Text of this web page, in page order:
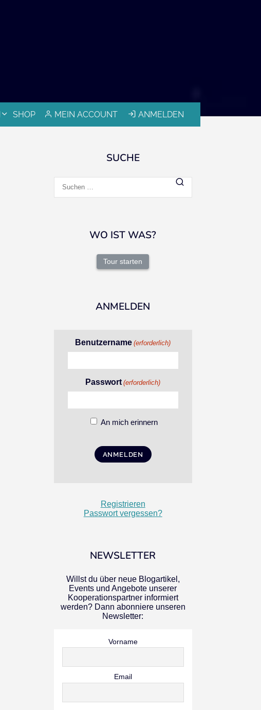
MEIN ACCOUNT ANMELDEN
SHOP
SUCHE
nach:
WO IST WAS?
Tour starten
ANMELDEN
Benutzername (erforderlich)
Passwort (erforderlich)
An mich erinnern
Registrieren
Passwort vergessen?
NEWSLETTER
Willst du über neue Blogartikel,
Events und Angebote unserer
Kooperationspartner informiert
werden? Dann abonniere unseren
Newsletter:
Vorname
Email